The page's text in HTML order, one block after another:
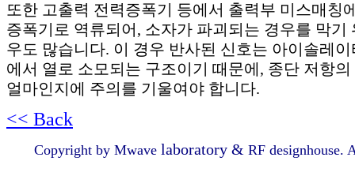
또한 고출력 전력증폭기 등에서 출력부 미스매칭
증폭기로 역류되어, 소자가 파괴되는 경우를 막기
우도 많습니다. 이 경우 반사된 신호는 아이솔레
에서 열로 소모되는 구조이기 때문에, 종단 저항
얼마인지에 주의를 기울여야 합니다.
<< Back
Copyright by Mwave laboratory & RF designhouse.